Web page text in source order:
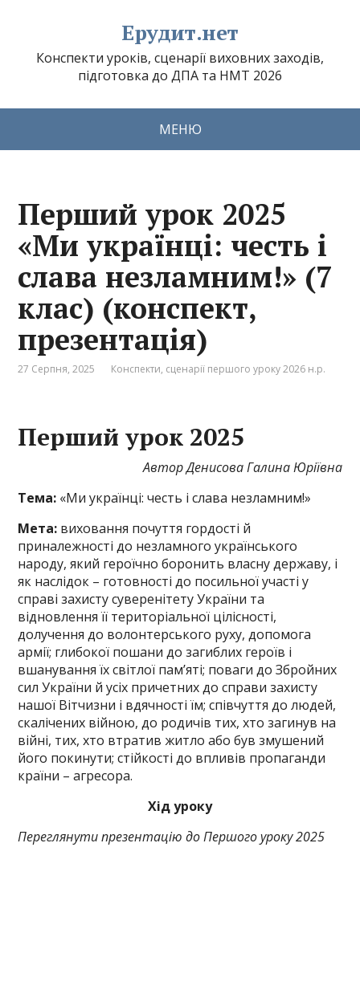
Ерудит.нет
Конспекти уроків, сценарії виховних заходів,
підготовка до ДПА та НМТ 2026
МЕНЮ
Перший урок 2025
«Ми українці: честь і
слава незламним!» (7
клас) (конспект,
презентація)
27 Серпня, 2025 Конспекти, сценарії першого уроку 2026 н.р.
Перший урок 2025
Автор Денисова Галина Юріївна
Тема: «Ми українці: честь і слава незламним!»
Мета: виховання почуття гордості й
приналежності до незламного українського
народу, який героїчно боронить власну державу, і
як наслідок – готовності до посильної участі у
справі захисту суверенітету України та
відновлення її територіальної цілісності,
долучення до волонтерського руху, допомога
армії; глибокої пошани до загиблих героїв і
вшанування їх світлої пам’яті; поваги до Збройних
сил України й усіх причетних до справи захисту
нашої Вітчизни і вдячності їм; співчуття до людей,
скалічених війною, до родичів тих, хто загинув на
війні, тих, хто втратив житло або був змушений
його покинути; стійкості до впливів пропаганди
країни – агресора.
Хід уроку
Переглянути презентацію до Першого уроку 2025